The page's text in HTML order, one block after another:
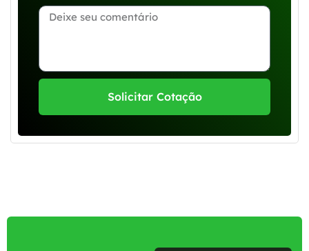
Solicitar Cotação